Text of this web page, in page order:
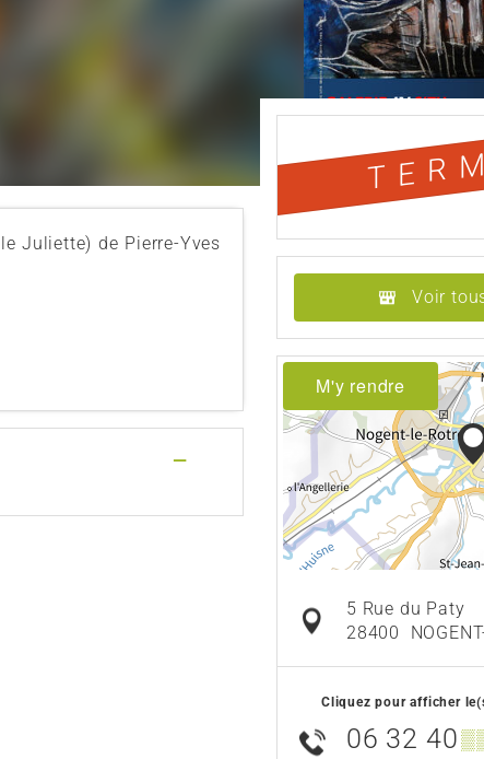
Juliette) de Pierre-Yves
—
Voir
M'y rendre
5 Rue du Paty
28400
Cliquez pour afficher
06 32 40